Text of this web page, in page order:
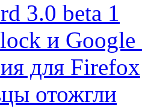
3.0 beta 1
и Google
для Firefox
отожгли